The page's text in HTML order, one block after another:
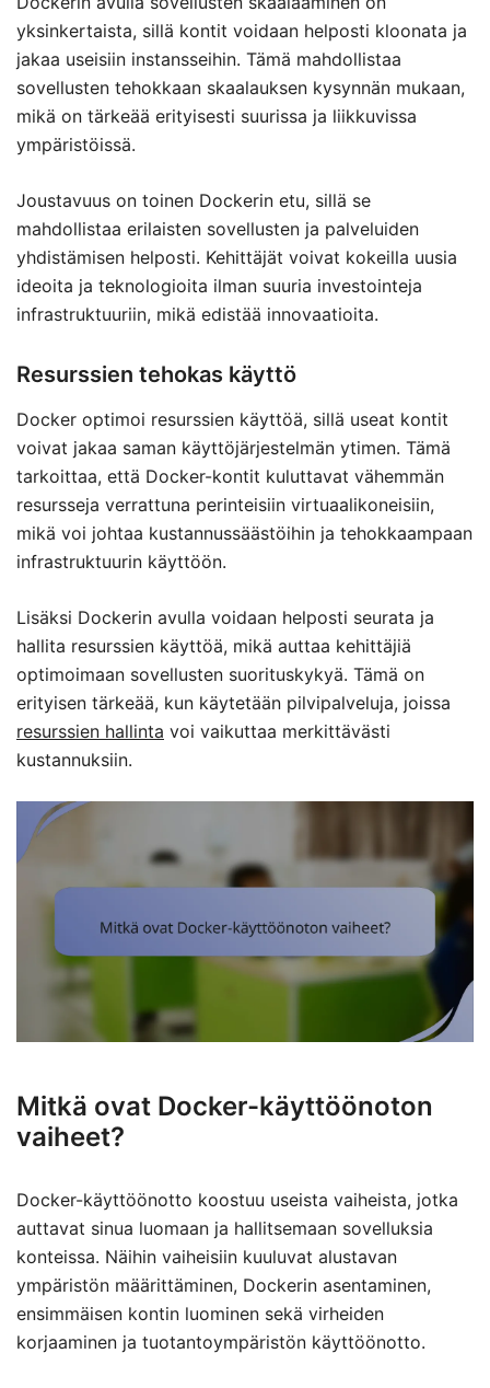
yksinkertaista, sillä kontit voidaan helposti kloonata ja
jakaa useisiin instansseihin. Tämä mahdollistaa
sovellusten tehokkaan skaalauksen kysynnän mukaan,
mikä on tärkeää erityisesti suurissa ja liikkuvissa
ympäristöissä.
Joustavuus on toinen Dockerin etu, sillä se
mahdollistaa erilaisten sovellusten ja palveluiden
yhdistämisen helposti. Kehittäjät voivat kokeilla uusia
ideoita ja teknologioita ilman suuria investointeja
infrastruktuuriin, mikä edistää innovaatioita.
Resurssien tehokas käyttö
Docker optimoi resurssien käyttöä, sillä useat kontit
voivat jakaa saman käyttöjärjestelmän ytimen. Tämä
tarkoittaa, että Docker-kontit kuluttavat vähemmän
resursseja verrattuna perinteisiin virtuaalikoneisiin,
mikä voi johtaa kustannussäästöihin ja tehokkaampaan
infrastruktuurin käyttöön.
Lisäksi Dockerin avulla voidaan helposti seurata ja
hallita resurssien käyttöä, mikä auttaa kehittäjiä
optimoimaan sovellusten suorituskykyä. Tämä on
erityisen tärkeää, kun käytetään pilvipalveluja, joissa
resurssien hallinta voi vaikuttaa merkittävästi
kustannuksiin.
Mitkä ovat Docker-käyttöönoton
vaiheet?
Docker-käyttöönotto koostuu useista vaiheista, jotka
auttavat sinua luomaan ja hallitsemaan sovelluksia
konteissa. Näihin vaiheisiin kuuluvat alustavan
ympäristön määrittäminen, Dockerin asentaminen,
ensimmäisen kontin luominen sekä virheiden
korjaaminen ja tuotantoympäristön käyttöönotto.